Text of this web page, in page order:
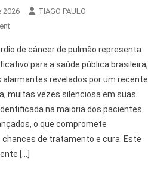
2026
TIAGO PAULO
On
Tardio
De
Câncer
De
Pulmão
Preocupa
Brasil
de câncer de pulmão representa
para a saúde pública brasileira,
revelados por um recente
muitas vezes silenciosa em suas
na maioria dos pacientes
o que compromete
de tratamento e cura. Este
[…]